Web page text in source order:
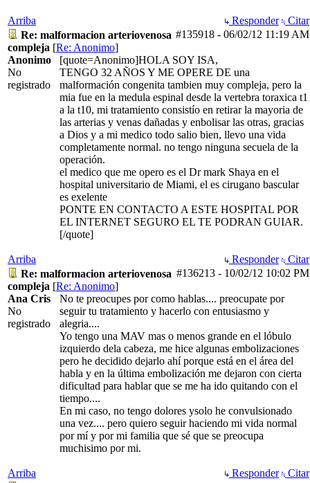
Arriba Responder
Citar
#135918 - 06/02/12 11:19 AM
Re: malformacion arteriovenosa
compleja [Re: Anonimo]
Anonimo
No
registrado
[quote=Anonimo]HOLA SOY ISA,
TENGO 32 AÑOS Y ME OPERE DE una
malformación congenita tambien muy compleja, pero la
mia fue en la medula espinal desde la vertebra toraxica t1
a la t10, mi tratamiento consistío en retirar la mayoria de
las arterias y venas dañadas y enbolisar las otras, gracias
a Dios y a mi medico todo salio bien, llevo una vida
completamente normal. no tengo ninguna secuela de la
operación.
el medico que me opero es el Dr mark Shaya en el
hospital universitario de Miami, el es cirugano bascular
es exelente
PONTE EN CONTACTO A ESTE HOSPITAL POR
EL INTERNET SEGURO EL TE PODRAN GUIAR.
[/quote]
Arriba Responder
Citar
#136213 - 10/02/12 10:02 PM
Re: malformacion arteriovenosa
compleja [Re: Anonimo]
Ana Cris
No
registrado
No te preocupes por como hablas.... preocupate por
seguir tu tratamiento y hacerlo con entusiasmo y
alegria....
Yo tengo una MAV mas o menos grande en el lóbulo
izquierdo dela cabeza, me hice algunas embolizaciones
pero he decidido dejarlo ahí porque está en el área del
habla y en la última embolización me dejaron con cierta
dificultad para hablar que se me ha ido quitando con el
tiempo....
En mi caso, no tengo dolores ysolo he convulsionado
una vez.... pero quiero seguir haciendo mi vida normal
por mí y por mi familia que sé que se preocupa
muchisimo por mi.
Arriba Responder
Citar